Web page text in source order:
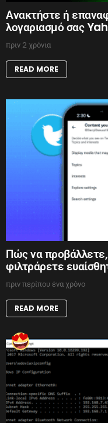
Ανακτήστε ή
λογαριασμό σας
πριν 2 χρόνια
READ MORE
Πώς να
φιλτράρετε
πριν περίπου ένα χρόνο
READ MORE